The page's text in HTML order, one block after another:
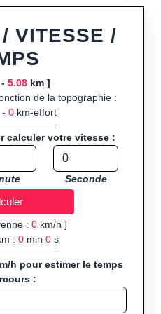
:tracé interactif point par point
instantané de la distance
la vitesse et du temps estimé,
lissage, export en trace GPX,
et TCX, ainsi que calculs
de VO₂max/VMA et d’IMC.
de loisir et compétiteurs
parcours, organisateurs
itinéraires, et utilisateurs de
leurs trajets à l’avance.
:
Footing (jogging), course à
roller et équitation.
VITESSE /
5.08km ]
de la topographie :
- 0 km-effort
calculer votre vitesse :
Seconde
: 0 km/h ]
: 0min 0s
h pour estimer le temps
: